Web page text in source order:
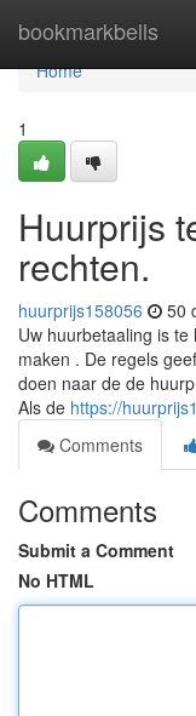
bookmarkbells
Home
Home
1
Huurprijs
rechten.
huurprijs158056 50
Uw huurbetaaling is
maken . De regels
doen naar de de
Als de https://
Comments
Comments
Submit a Comment
No HTML